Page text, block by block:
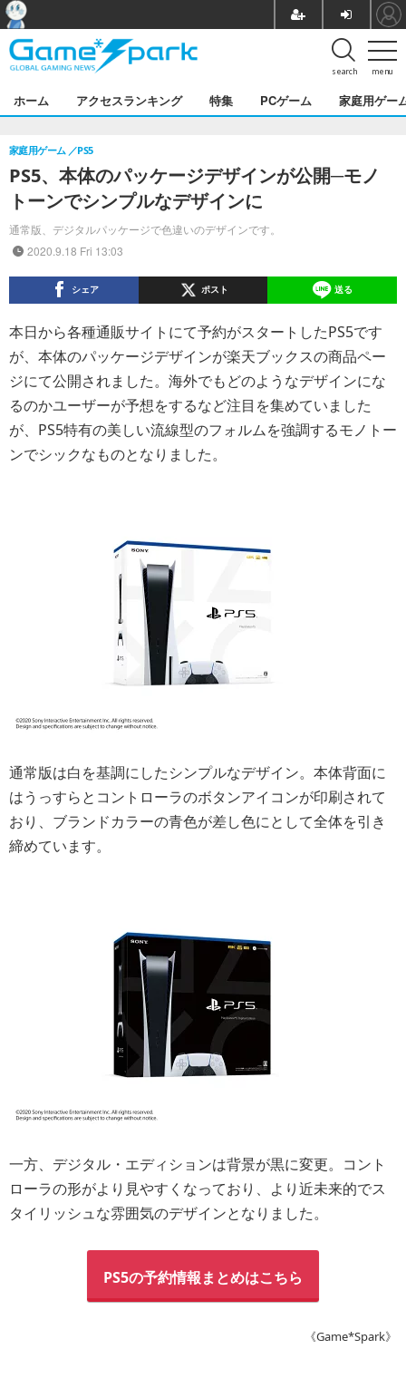
menu
search
ホーム アクセスランキング 特集 PCゲーム 家庭用ゲー
PS5、本体のパッケージデザインが公開─モノ
トーンでシンプルなデザインに
通常版、デジタルパッケージで色違いのデザインです。
家庭用ゲーム PS5
2020.9.18 Fri 13:03
シェア ポスト 送る
本日から各種通販サイトにて予約がスタートしたPS5です
が、本体のパッケージデザインが楽天ブックスの商品ペー
ジにて公開されました。海外でもどのようなデザインにな
るのかユーザーが予想をするなど注目を集めていました
が、PS5特有の美しい流線型のフォルムを強調するモノトー
ンでシックなものとなりました。
通常版は白を基調にしたシンプルなデザイン。本体背面に
はうっすらとコントローラのボタンアイコンが印刷されて
おり、ブランドカラーの青色が差し色にとして全体を引き
締めています。
一方、デジタル・エディションは背景が黒に変更。コント
ローラの形がより見やすくなっており、より近未来的でス
タイリッシュな雰囲気のデザインとなりました。
PS5の予約情報まとめはこちら
《Game*Spark》